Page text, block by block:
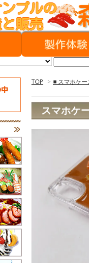
TOP > ■ スマホケ
スマホケ